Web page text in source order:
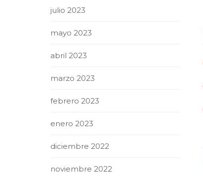
julio 2023
mayo 2023
abril 2023
marzo 2023
febrero 2023
enero 2023
diciembre 2022
noviembre 2022